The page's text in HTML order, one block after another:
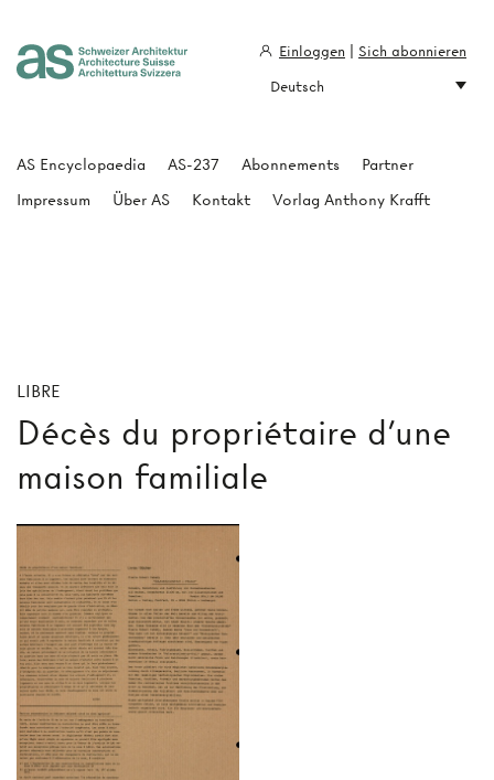
LIBRE
Décès du propriétaire d'une
maison familiale
AS Encyclopaedia AS-237 Abonnements
Partner
Impressum
Über AS Kontakt Vorlag Anthony Krafft
Einloggen
Sich abonnieren
Deutsch